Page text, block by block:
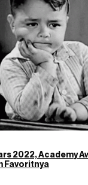
2022, Academy
Favoritnya